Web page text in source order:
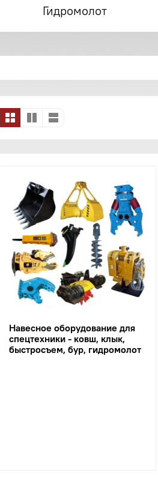
Гидромолот
Навесное оборудование для
спецтехники - ковш, клык,
быстросъем, бур, гидромолот